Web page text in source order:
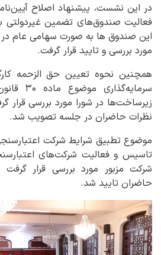
در این نشست، پیشنهاد اصلاح
فعالیت صندوق‌های تضمین
این صندوق ها به صورت سهامی عام در
مورد بررسی و تایید قرار گرفت.
همچنین نحوه تعیین حق الزحمه
زیرساخت‌ها در شورا مورد بررسی قرار
نظرات حاضران در جلسه تصویب شد.
موضوع تطبیق شرایط شرکت
تاسیس و فعالیت شرکت‌های
شرکت مزبور مورد بررسی قرار
حاضران تایید شد.